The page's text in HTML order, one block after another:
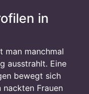
in
man manchmal
ausstrahlt. Eine
bewegt sich
Frauen